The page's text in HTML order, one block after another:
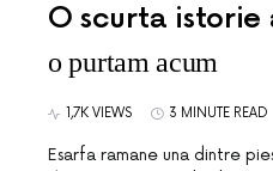
O scurta istorie
o purtam acum
1,7K VIEWS 3 MINUTE READ
Esarfa ramane una dintre